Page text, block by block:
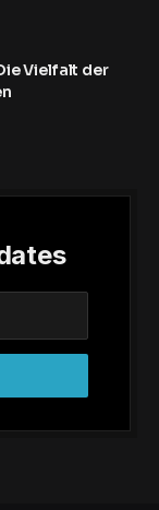
Vielfalt der